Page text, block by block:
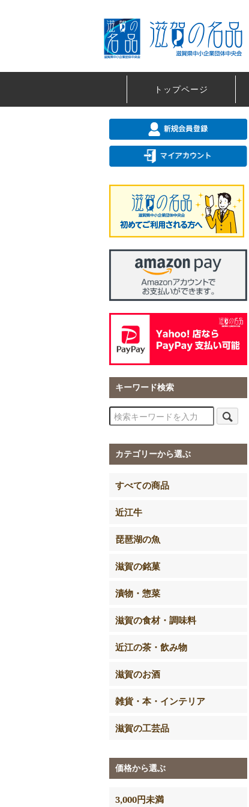
トップページ
キーワード検索
カテゴリーから選ぶ
すべての商品
近江牛
琵琶湖の魚
滋賀の銘菓
漬物・惣菜
滋賀の食材・調味料
近江の茶・飲み物
滋賀のお酒
雑貨・本・インテリア
滋賀の工芸品
価格から選ぶ
3,000円未満